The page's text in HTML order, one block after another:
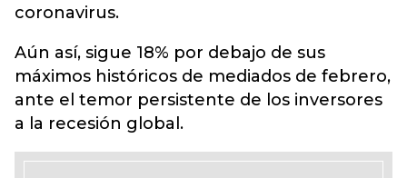
coronavirus.
Aún así, sigue 18% por debajo de sus
máximos históricos de mediados de febrero,
ante el temor persistente de los inversores
a la recesión global.